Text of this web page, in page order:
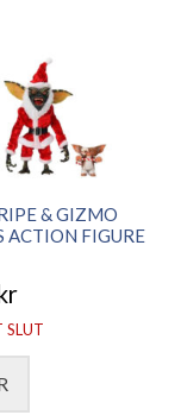
& GIZMO
ACTION FIGURE
SLUT